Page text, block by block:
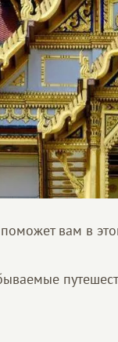
вам в